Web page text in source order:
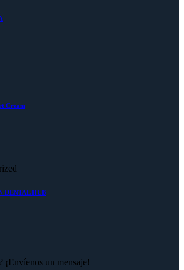
Cream
DENTAL HUB
¡Envíenos un mensaje!